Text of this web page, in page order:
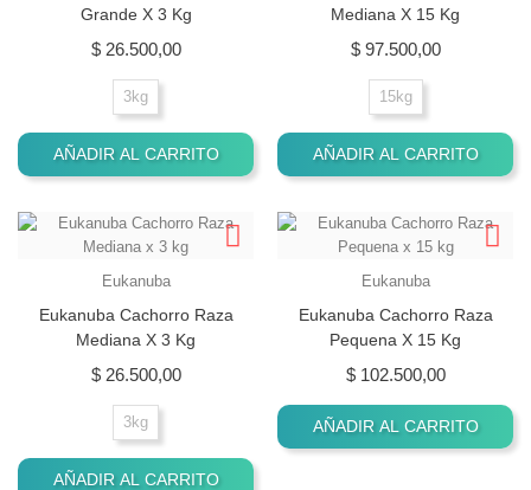
Grande X 3 Kg
$ 26.500,00Precio
3kg
AÑADIR AL CARRITO
Mediana X 15 Kg
$ 97.500,00Precio
15kg
AÑADIR AL CARRITO
Eukanuba
Eukanuba Cachorro Raza
Mediana X 3 Kg
$ 26.500,00Precio
3kg
AÑADIR AL CARRITO
Eukanuba
Eukanuba Cachorro Raza
Pequena X 15 Kg
$ 102.500,00Precio
AÑADIR AL CARRITO